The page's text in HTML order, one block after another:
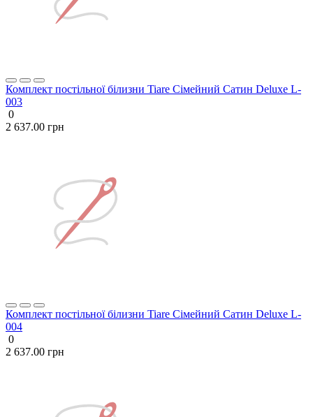
Комплект постільної білизни Tiare Сімейний Сатин Deluxe L-
003
0
2 637.00 грн
Комплект постільної білизни Tiare Сімейний Сатин Deluxe L-
004
0
2 637.00 грн